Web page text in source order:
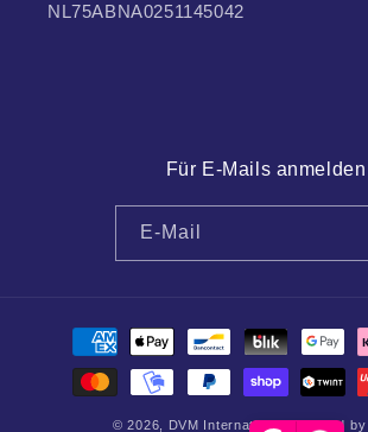
NL75ABNA0251145042
Für E-Mails anmelden
E-Mail
Zahlungsmethoden
© 2026, DVM International Powered